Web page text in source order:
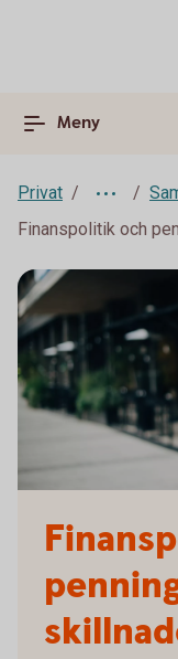
Meny
Privat
Finanspolitik och